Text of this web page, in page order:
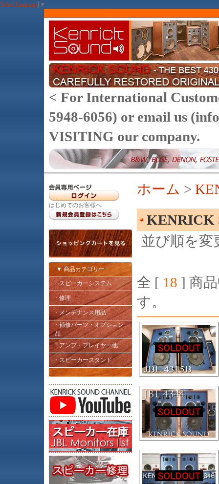
Select Language ▼
< For International
5948-6056) or email us
VISITING our company.
はじめてのお客様へ
▼ 商品カテゴリー
･ スピーカーシステム
･ 修理
･ メンテナンス用品
･ 補修パーツ・オプション
品
･ アンプ・プレイヤー他
･ スピーカースタンド
ホーム >
KENRICK
並び順を変
全 [ 18 ] 商
す。